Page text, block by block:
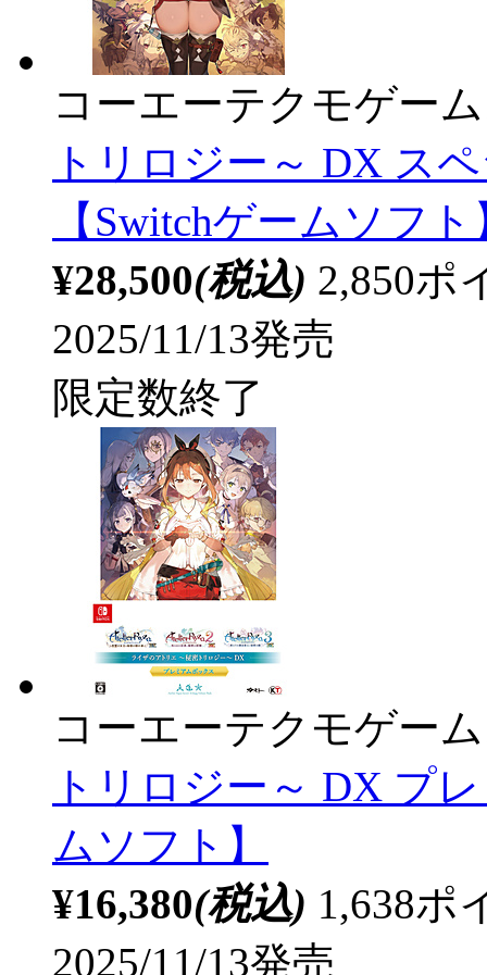
コーエーテクモゲー
トリロジー～ DX ス
【Switchゲームソフト
¥28,500(税込) 2,850ポ
2025/11/13発売
限定数終了
コーエーテクモゲー
トリロジー～ DX プ
ムソフト】
¥16,380(税込) 1,638ポ
2025/11/13発売